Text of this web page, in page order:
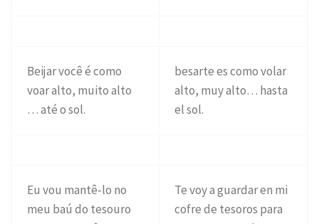
Beijar você é como
voar alto, muito alto
… até o sol.
besarte es como volar
alto, muy alto… hasta
el sol.
Eu vou mantê-lo no
meu baú do tesouro
Te voy a guardar en mi
cofre de tesoros para